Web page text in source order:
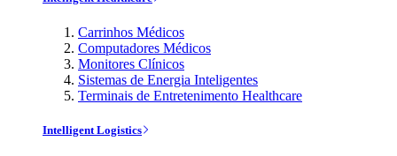
Carrinhos Médicos
Computadores Médicos
Monitores Clínicos
Sistemas de Energia Inteligentes
Terminais de Entretenimento Healthcare
Intelligent Logistics